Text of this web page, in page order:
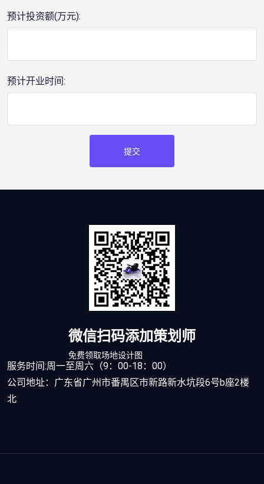
预计投资额(万元):
预计开业时间:
提交
微信扫码添加策划师
免费领取场地设计图
服务时间:周一至周六（9：00-18：00）
公司地址：广东省广州市番禺区市新路新水坑段6号b座2楼
北